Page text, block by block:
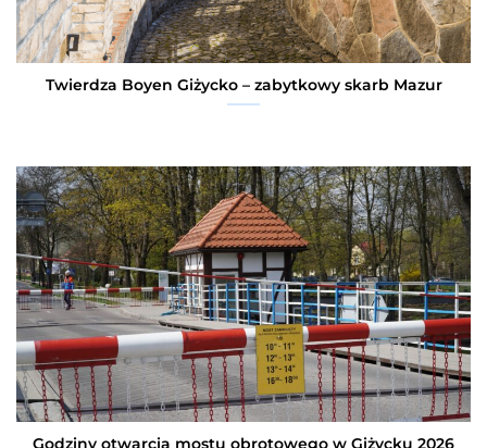
Twierdza Boyen Giżycko – zabytkowy skarb Mazur
Godziny otwarcia mostu obrotowego w Giżycku 2026